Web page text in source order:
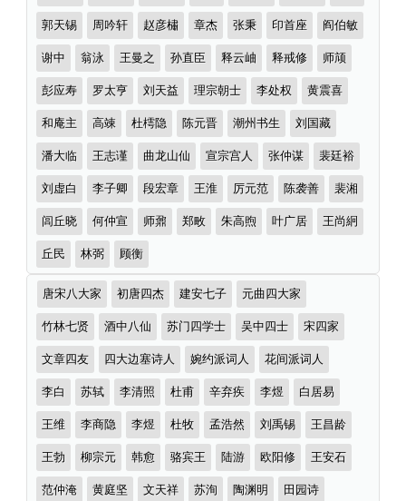
全
首）
荐
作
者
郭天锡 周吟轩 赵彦橚 章杰 张秉 印首座 阎伯敏
谢中 翁泳 王曼之 孙直臣 释云岫 释戒修 师颃
彭应寿 罗太亨 刘天益 理宗朝士 李处权 黄震喜
和庵主 高竦 杜樗隐 陈元晋 潮州书生 刘国藏
潘大临 王志谨 曲龙山仙 宣宗宫人 张仲谋 裴廷裕
刘虚白 李子卿 段宏章 王淮 厉元范 陈袭善 裴湘
闾丘晓 何仲宣 师鼐 郑畋 朱高煦 叶广居 王尚絅
丘民 林弼 顾衡
诗
词
分
类
唐宋八大家 初唐四杰 建安七子 元曲四大家
竹林七贤 酒中八仙 苏门四学士 吴中四士 宋四家
文章四友 四大边塞诗人 婉约派词人 花间派词人
李白 苏轼 李清照 杜甫 辛弃疾 李煜 白居易
王维 李商隐 李煜 杜牧 孟浩然 刘禹锡 王昌龄
王勃 柳宗元 韩愈 骆宾王 陆游 欧阳修 王安石
范仲淹 黄庭坚 文天祥 苏洵 陶渊明 田园诗